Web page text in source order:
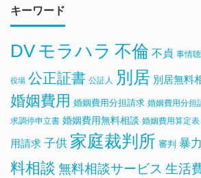
キーワード
DV モラハラ 不倫 不貞 事情
役場 公正証書 公証人 別居 別居無料
婚姻費用 婚姻費用分担請求 婚姻費用分担
求調停申立書 婚姻費用無料相談 婚姻費用算定表
用請求 子供 家庭裁判所 審判 暴力
料相談 無料相談サービス 生活